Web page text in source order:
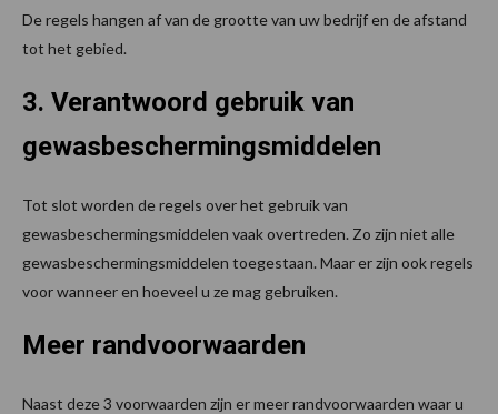
De regels hangen af van de grootte van uw bedrijf en de afstand
tot het gebied.
3. Verantwoord gebruik van
gewasbeschermingsmiddelen
Tot slot worden de regels over het gebruik van
gewasbeschermingsmiddelen vaak overtreden. Zo zijn niet alle
gewasbeschermingsmiddelen toegestaan. Maar er zijn ook regels
voor wanneer en hoeveel u ze mag gebruiken.
Meer randvoorwaarden
Naast deze 3 voorwaarden zijn er meer randvoorwaarden waar u